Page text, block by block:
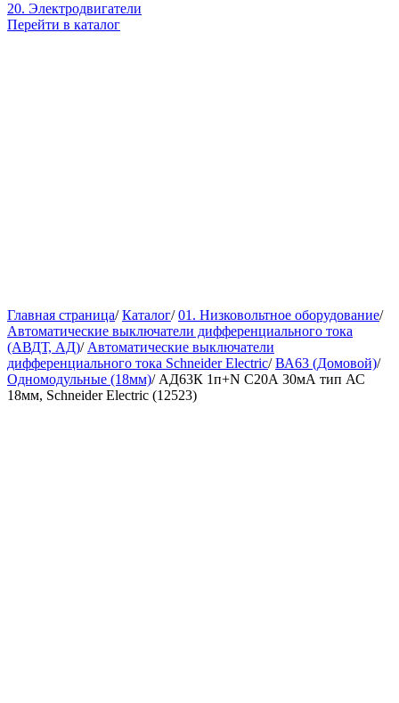
20. Электродвигатели
Перейти в каталог
Главная страница/ Каталог/ 01. Низковольтное оборудование/
Автоматические выключатели дифференциального тока
(АВДТ, АД)/ Автоматические выключатели
дифференциального тока Schneider Electric/ ВА63 (Домовой)/
Одномодульные (18мм)/ АД63К 1п+N C20А 30мА тип АС
18мм, Schneider Electric (12523)